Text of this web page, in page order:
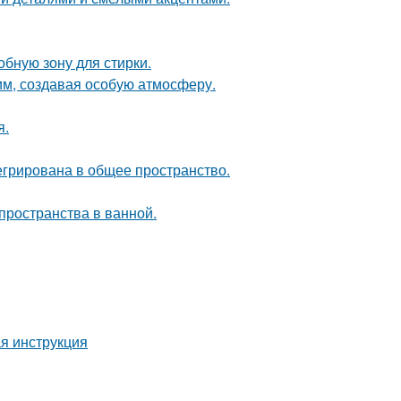
зону для стирки.
создавая особую атмосферу.
в общее пространство.
в ванной.
инструкция